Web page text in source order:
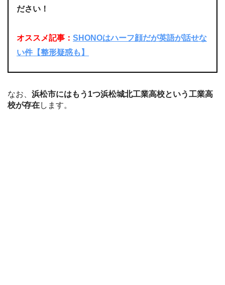
ださい！
オススメ記事： SHONOはハーフ顔だが英語が話せな
い件【整形疑惑も】
なお、 浜松市にはもう1つ浜松城北工業高校という工業高
校が存在します。